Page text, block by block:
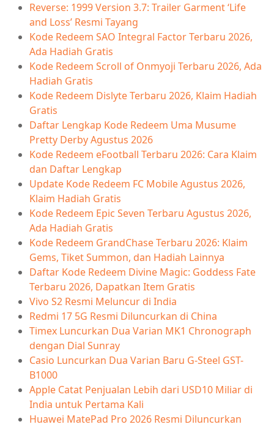
Reverse: 1999 Version 3.7: Trailer Garment ‘Life
and Loss’ Resmi Tayang
Kode Redeem SAO Integral Factor Terbaru 2026,
Ada Hadiah Gratis
Kode Redeem Scroll of Onmyoji Terbaru 2026, Ada
Hadiah Gratis
Kode Redeem Dislyte Terbaru 2026, Klaim Hadiah
Gratis
Daftar Lengkap Kode Redeem Uma Musume
Pretty Derby Agustus 2026
Kode Redeem eFootball Terbaru 2026: Cara Klaim
dan Daftar Lengkap
Update Kode Redeem FC Mobile Agustus 2026,
Klaim Hadiah Gratis
Kode Redeem Epic Seven Terbaru Agustus 2026,
Ada Hadiah Gratis
Kode Redeem GrandChase Terbaru 2026: Klaim
Gems, Tiket Summon, dan Hadiah Lainnya
Daftar Kode Redeem Divine Magic: Goddess Fate
Terbaru 2026, Dapatkan Item Gratis
Vivo S2 Resmi Meluncur di India
Redmi 17 5G Resmi Diluncurkan di China
Timex Luncurkan Dua Varian MK1 Chronograph
dengan Dial Sunray
Casio Luncurkan Dua Varian Baru G-Steel GST-
B1000
Apple Catat Penjualan Lebih dari USD10 Miliar di
India untuk Pertama Kali
Huawei MatePad Pro 2026 Resmi Diluncurkan